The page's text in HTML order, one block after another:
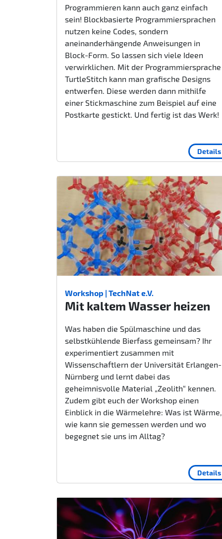
Programmieren kann auch ganz einfach
sein! Blockbasierte Programmiersprachen
nutzen keine Codes, sondern
aneinanderhängende Anweisungen in
Block-Form. So lassen sich viele Ideen
verwirklichen. Mit der Programmiersprache
TurtleStitch kann man grafische Designs
entwerfen. Diese werden dann mithilfe
einer Stickmaschine zum Beispiel auf eine
Postkarte gestickt. Und fertig ist das Werk!
Details
Workshop | TechNat e.V.
Mit kaltem Wasser heizen
Was haben die Spülmaschine und das
selbstkühlende Bierfass gemeinsam? Ihr
experimentiert zusammen mit
Wissenschaftlern der Universität Erlangen-
Nürnberg und lernt dabei das
geheimnisvolle Material „Zeolith“ kennen.
Zudem gibt euch der Workshop einen
Einblick in die Wärmelehre: Was ist Wärme,
wie kann sie gemessen werden und wo
begegnet sie uns im Alltag?
Details